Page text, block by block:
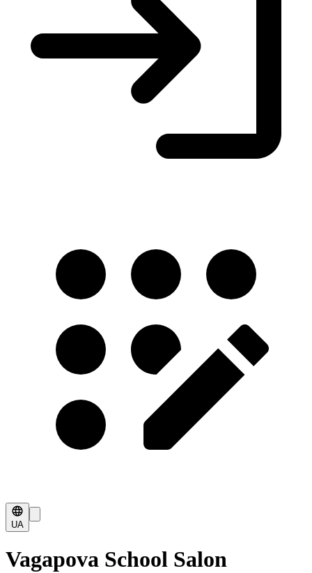
UA
Vagapova School Salon